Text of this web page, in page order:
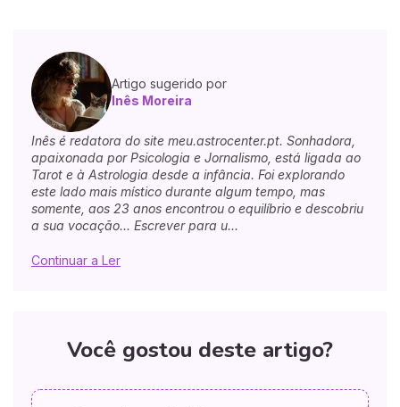
Artigo sugerido por
Inês Moreira
Inês é redatora do site meu.astrocenter.pt. Sonhadora,
apaixonada por Psicologia e Jornalismo, está ligada ao
Tarot e à Astrologia desde a infância. Foi explorando
este lado mais místico durante algum tempo, mas
somente, aos 23 anos encontrou o equilíbrio e descobriu
a sua vocação... Escrever para u...
Continuar a Ler
Você gostou deste artigo?